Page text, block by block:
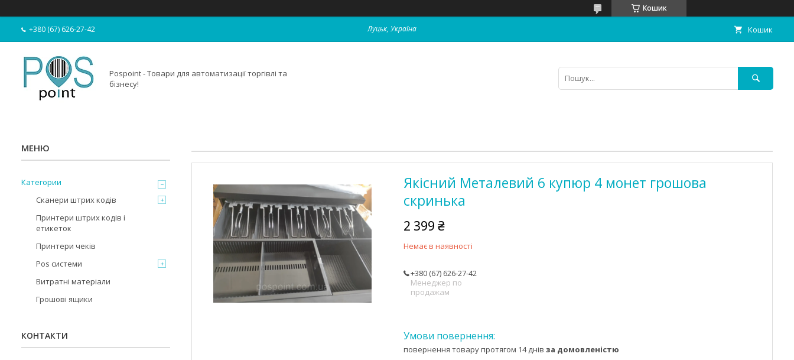
Кошик
+380 (67) 626-27-42 Луцьк, Україна Кошик
Pospoint - Товари для автоматизації торгівлі та
бізнесу!
Якісний Металевий 6 купюр 4 монет грошова
скринька
2 399 ₴
Немає в наявності
+380 (67) 626-27-42
Менеджер по
продажам
повернення товару протягом 14 днів за домовленістю
Категории
Сканери штрих кодів
Принтери штрих кодів і
етикеток
Принтери чеків
Pos системи
Витратні матеріали
Грошові ящики
КОНТАКТИ